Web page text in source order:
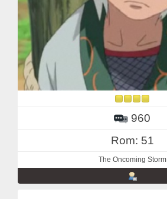
960
Rom: 51
The Oncoming Storm